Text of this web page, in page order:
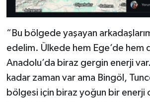
“Bu bölgede yaşayan
edelim. Ülkede hem Ege’de hem
Anadolu’da biraz gergin enerji var.
kadar zaman var ama Bingöl,
bölgesi için biraz yoğun bir enerji